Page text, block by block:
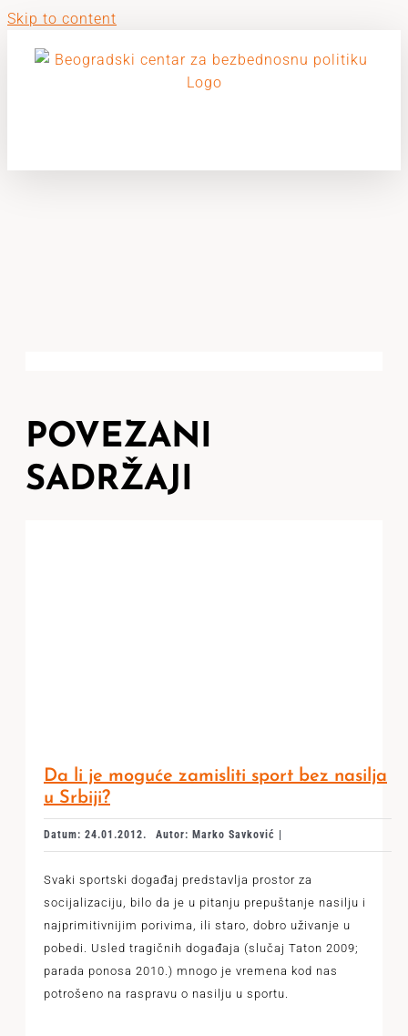
Skip to content
POVEZANI
SADRŽAJI
Da li je moguće zamisliti sport bez nasilja
u Srbiji?
Datum: 24.01.2012. Autor: Marko Savković |
Svaki sportski događaj predstavlja prostor za
socijalizaciju, bilo da je u pitanju prepuštanje nasilju i
najprimitivnijim porivima, ili staro, dobro uživanje u
pobedi. Usled tragičnih događaja (slučaj Taton 2009;
parada ponosa 2010.) mnogo je vremena kod nas
potrošeno na raspravu o nasilju u sportu.